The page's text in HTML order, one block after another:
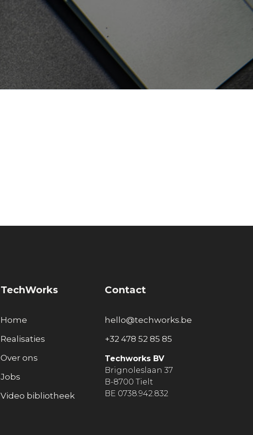
TechWorks
Home
Realisaties
Over ons
Jobs
Video bibliotheek
Contact
hello@techworks.be
+32 478 52 85 85
Techworks BV
Brignoleslaan 37
B-8700 Tielt
BE 0738.942.832